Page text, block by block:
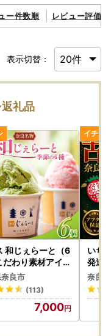
け取れず、返送とな
ー件数順 レビュー評価順
表示切替：
礼品
和じぇらーと（6
だわり素材アイス
ート J-05
良市
(113)
7,000
いち
発送
（
1
奈良